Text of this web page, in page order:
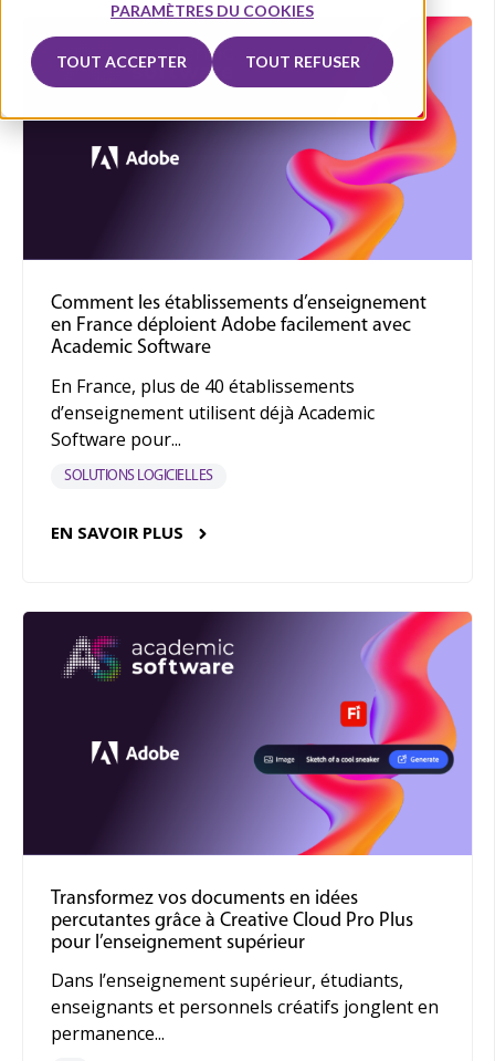
PARAMÈTRES DU COOKIES
TOUT ACCEPTER TOUT REFUSER
Comment les établissements d’enseignement
en France déploient Adobe facilement avec
Academic Software
En France, plus de 40 établissements
d’enseignement utilisent déjà Academic
Software pour...
SOLUTIONS LOGICIELLES
EN SAVOIR PLUS
Transformez vos documents en idées
percutantes grâce à Creative Cloud Pro Plus
pour l’enseignement supérieur
Dans l’enseignement supérieur, étudiants,
enseignants et personnels créatifs jonglent en
permanence...